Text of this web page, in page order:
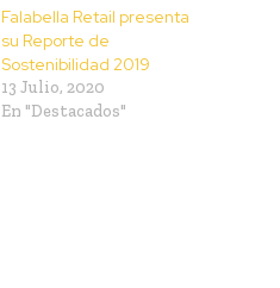
Falabella Retail presenta
su Reporte de
Sostenibilidad 2019
13 Julio, 2020
En "Destacados"